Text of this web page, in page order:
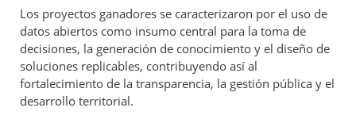
Los proyectos ganadores se caracterizaron por el uso de
datos abiertos como insumo central para la toma de
decisiones, la generación de conocimiento y el diseño de
soluciones replicables, contribuyendo así al
fortalecimiento de la transparencia, la gestión pública y el
desarrollo territorial.